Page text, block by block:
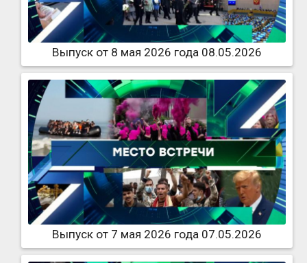
Выпуск от 8 мая 2026 года 08.05.2026
Выпуск от 7 мая 2026 года 07.05.2026